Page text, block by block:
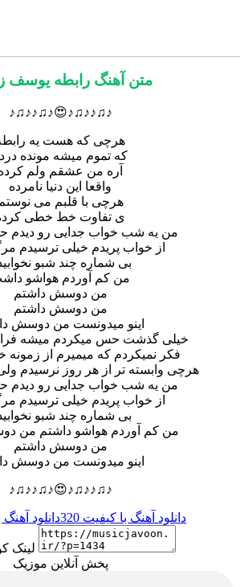
متن آهنگ رابطه یوسف
♪♫♪♪♫♪😍♪♫♪♪♫♪
هرچی که هست یه
که تموم میشه مونده
آره من عشقم ولم
واقعا این دنیا نامرده
هرچی با قلبم می نوستم
ی تفاوت خط خطی
من یه شب خواب جدایی رو دیدم
از خواب پریدم خیلی ترسیدم
بی شماره چند شبو
من کم آوردم هواشو
من دوسش داشتم
من دوسش داشتم
اینو میدونست من دوسش
خیلی گذشت حس میکردم میشه
فکر نمیکردم که میمیرم از زمونه
هرچی وابسته تر از هر روز نرسیدم
من یه شب خواب جدایی رو دیدم
از خواب پریدم خیلی ترسیدم
بی شماره چند شبو
من کم آوردم هواشو داشتم من
من دوسش داشتم
اینو میدونست من دوسش
♪♫♪♪♫♪😍♪♫♪♪♫♪
دانلود آهنگ با کیفیت 320 دانلود آهنگ
لینک
پخش آنلاین موزیک